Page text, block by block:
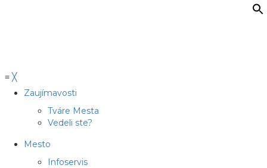
≡ ╳
Zaujímavosti
Tváre Mesta
Vedeli ste?
Mesto
Infoservis